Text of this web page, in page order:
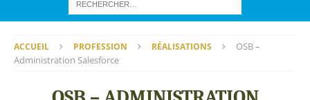
ACCUEIL PROFESSION RÉALISATIONS
OSB –
Administration Salesforce